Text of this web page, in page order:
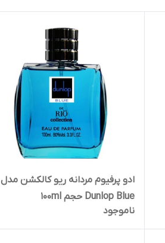
ادو پرفیوم مردانه ریو کالکشن مدل
Dunlop Blue حجم 100ml
ناموجود